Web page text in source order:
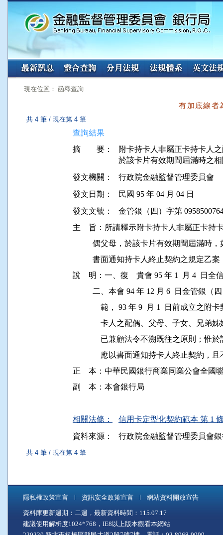
:::
現在位置： 函釋查詢
有加底線者
共 4 筆 / 現在第 4 筆
查詢結果
摘 要：
附卡持卡人非屬正卡持卡人
於該卡片有效期間屆滿時之
發文機關：
行政院金融監督管理委員會
發文日期：
民國 95 年 04 月 04 日
發文文號：
金管銀（四）字第
主    旨：所請釋示附卡持卡人非屬正卡持
偶父母，於該卡片有效期間屆滿
書面通知持卡人終止契約之規定乙
說    明：一、復　貴會 95 年 1  月 4  日全
二、本會 94 年 12 月 6  日金管銀
範， 93 年 9  月 1  日前成立
卡人之配偶、父母、子女、兄
已兼顧法令不溯既往之原則；
應以書面通知持卡人終止契約
正    本：中華民國銀行商業同業公會全國
副    本：本會銀行局
相關法條：
信用卡定型化契約範本 第 1
資料來源：
行政院金融監督管理委員會
共 4 筆 / 現在第 4 筆
隱私權政策宣言 資訊安全政策宣言 網站資料開放宣告
資料庫更新週期：二週，最新資料時間：115.07.17
建議使用解析度1024*768，IE8以上版本觀看本網站